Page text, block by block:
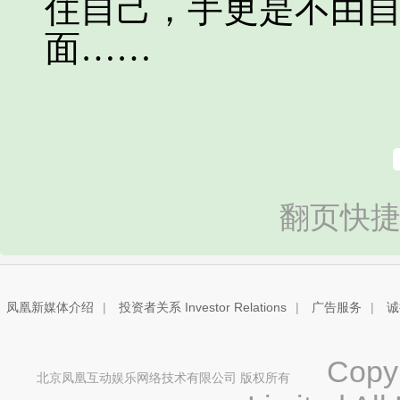
住自己，手更是不由
面……
翻页快
凤凰新媒体介绍 | 投资者关系 Investor Relations | 广告服务 |
北京凤凰互动娱乐网络技术有限公司 版权所有